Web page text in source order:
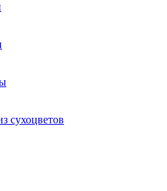
сухоцветов